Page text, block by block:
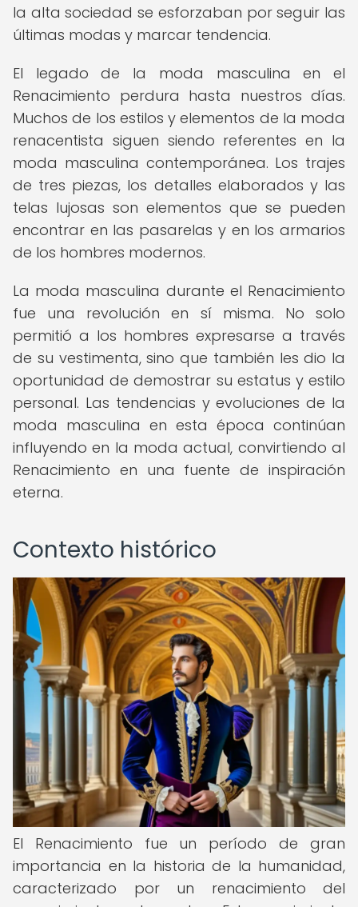
la alta sociedad se esforzaban por seguir las
últimas modas y marcar tendencia.
El legado de la moda masculina en el
Renacimiento perdura hasta nuestros días.
Muchos de los estilos y elementos de la moda
renacentista siguen siendo referentes en la
moda masculina contemporánea. Los trajes
de tres piezas, los detalles elaborados y las
telas lujosas son elementos que se pueden
encontrar en las pasarelas y en los armarios
de los hombres modernos.
La moda masculina durante el Renacimiento
fue una revolución en sí misma. No solo
permitió a los hombres expresarse a través
de su vestimenta, sino que también les dio la
oportunidad de demostrar su estatus y estilo
personal. Las tendencias y evoluciones de la
moda masculina en esta época continúan
influyendo en la moda actual, convirtiendo al
Renacimiento en una fuente de inspiración
eterna.
Contexto histórico
El Renacimiento fue un período de gran
importancia en la historia de la humanidad,
caracterizado por un renacimiento del